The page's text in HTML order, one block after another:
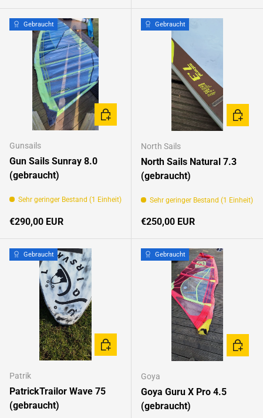
Gebraucht
Gunsails
Gun Sails Sunray 8.0
(gebraucht)
Sehr geringer Bestand (1 Einheit)
Normaler Preis
€290,00 EUR
IN DEN WARENKORB
Gebraucht
North Sails
North Sails Natural 7.3
(gebraucht)
Sehr geringer Bestand (1 Einheit)
Normaler Preis
€250,00 EUR
IN DEN
Gebraucht
Patrik
PatrickTrailor Wave 75
(gebraucht)
IN DEN WARENKORB
Gebraucht
Goya
Goya Guru X Pro 4.5
(gebraucht)
IN DEN